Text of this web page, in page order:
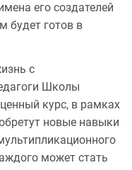
его создателей
будет готов в
с
Школы
курс, в рамках
новые навыки
может стать